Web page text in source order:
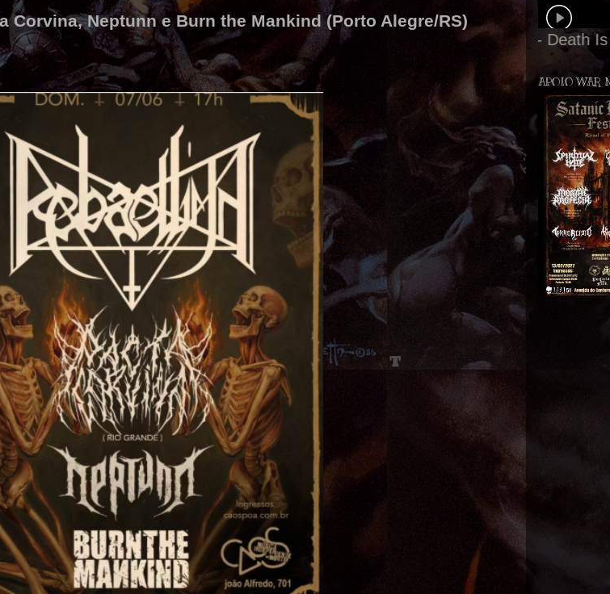
Corvina, Neptunn e Burn the Mankind (Porto Alegre/RS)
APOIO WAR